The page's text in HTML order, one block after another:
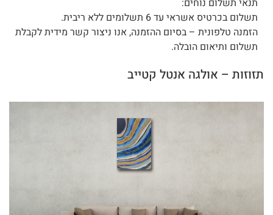
תשלום בכרטיס אשראי עד 6 תשלומים ללא ריבית.
הזמנה טלפונית – בסיום ההזמנה, אנו ניצור קשר מידית לקבלת
תשלום ותיאום הובלה.
תזוזות – אולגה אנטל קטייב